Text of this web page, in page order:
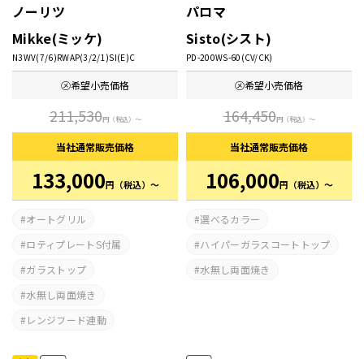
ノーリツ
Mikke(ミッケ)
N3WV(7/6)RWAP(3/2/1)SI(E)C
㋱希望小売価格
211,530円（税込）～
当社通常販売価格
133,000円 （税込）～
オートグリル
ロティプレートS付属
ガラストップ
水無し両面焼き
レンジフード連動
パロマ
Sisto(シスト)
PD-200WS-60(CV/CK)
㋱希望小売価格
164,450円（税込）～
当社通常販売価格
106,000円 （税込）～
選べるカラー
ハイパーガラスコートトップ
水無し両面焼き